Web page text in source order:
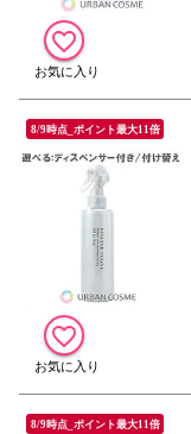
8/9時点_ポイント最大11倍
8/9時点_ポイント最大11倍